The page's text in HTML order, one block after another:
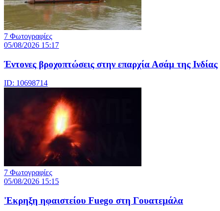
7 Φωτογραφίες
05/08/2026 15:17
Έντονες βροχοπτώσεις στην επαρχία Ασάμ της Ινδίας
ID: 10698714
7 Φωτογραφίες
05/08/2026 15:15
'Εκρηξη ηφαιστείου Fuego στη Γουατεμάλα